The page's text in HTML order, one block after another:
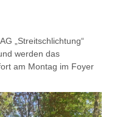
„Streitschlichtung“
werden das
am Montag im Foyer